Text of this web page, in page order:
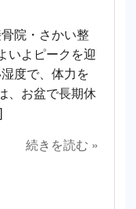
院・さかい整
いよピークを迎
度で、体力を
、お盆で長期休
続きを読む »